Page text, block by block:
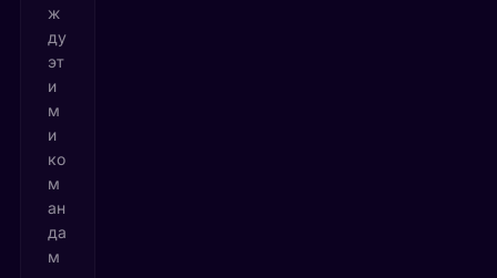
ж
ду
эт
и
м
и
ко
м
ан
да
м